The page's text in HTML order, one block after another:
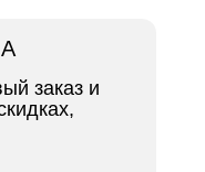
заказ и